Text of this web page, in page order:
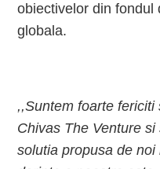
obiectivelor din fondul
globala.
,,Suntem foarte
Chivas The Venture
solutia propusa de